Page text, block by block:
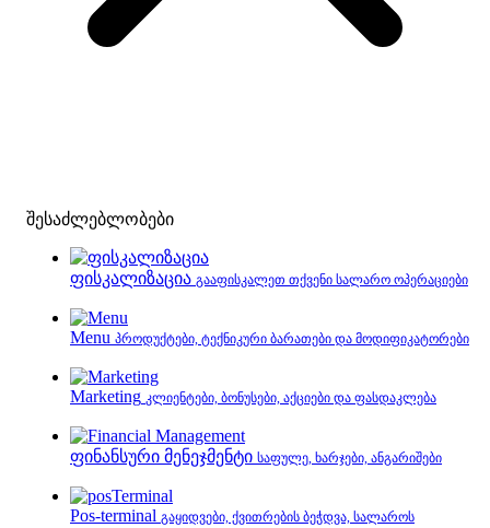
შესაძლებლობები
ფისკალიზაცია გააფისკალეთ თქვენი სალარო ოპერაციები
Menu პროდუქტები, ტექნიკური ბარათები და მოდიფიკატორები
Marketing კლიენტები, ბონუსები, აქციები და ფასდაკლება
ფინანსური მენეჯმენტი საფულე, ხარჯები, ანგარიშები
Pos-terminal გაყიდვები, ქვითრების ბეჭდვა, სალაროს